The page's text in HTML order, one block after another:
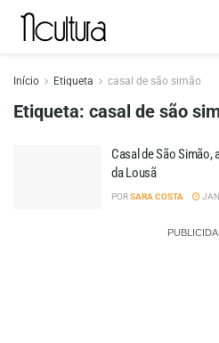
Início Etiqueta casal de são simão
Etiqueta: casal de são
Casal de São Simão,
da Lousã
PORSARA COSTA